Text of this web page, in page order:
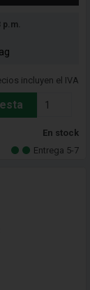
p.m.
incluyen el IVA
En stock
Entrega 5-7